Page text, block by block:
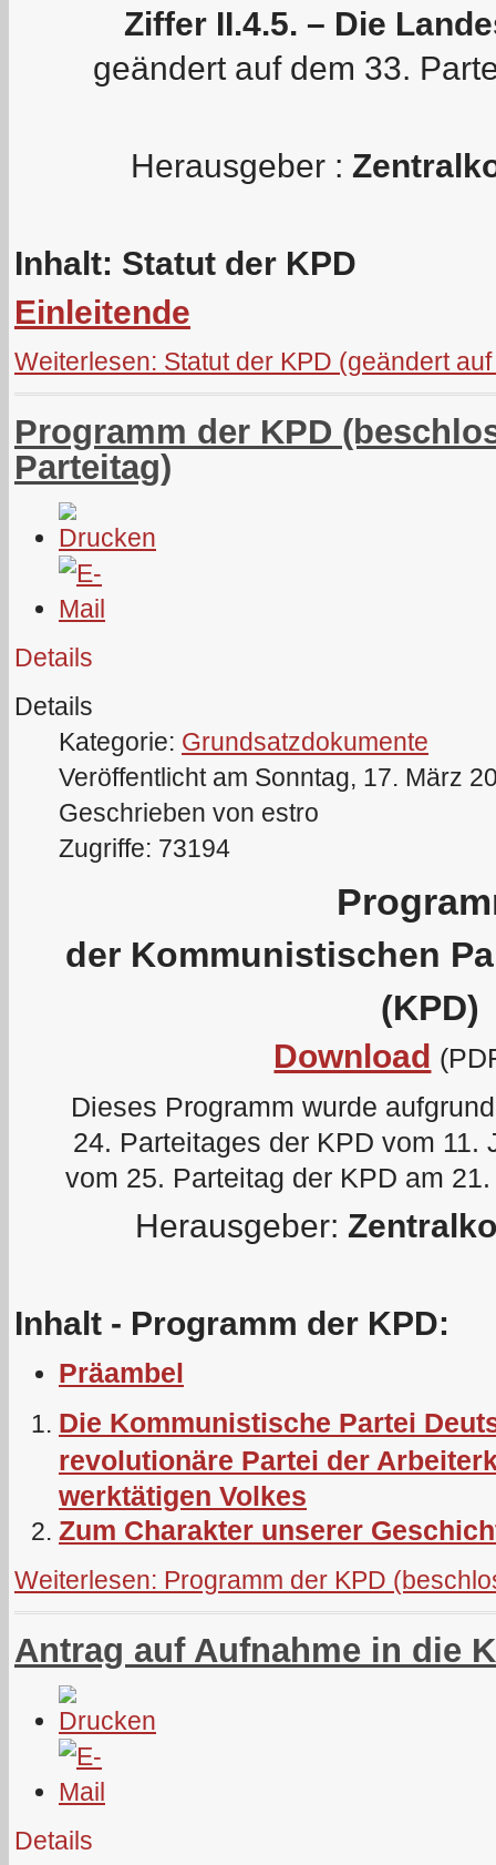
Ziffer II.4.5. – Die
geändert auf dem 33.
Herausgeber :
Inhalt: Statut der KPD
Einleitende
Weiterlesen: Statut der KPD (geändert
Programm der KPD
Parteitag)
Details
Details
Kategorie: Grundsatzdokumente
Veröffentlicht am Sonntag, 17. März
Geschrieben von estro
Zugriffe: 73194
der Kommunistischen
(KPD)
Download
Dieses Programm wurde
24. Parteitages der KPD vom 11.
vom 25. Parteitag der KPD am
Herausgeber:
Inhalt - Programm der KPD:
Präambel
Die Kommunistische Partei
revolutionäre Partei der
werktätigen Volkes
Zum Charakter unserer
Weiterlesen: Programm der KPD
Antrag auf Aufnahme in die
Details